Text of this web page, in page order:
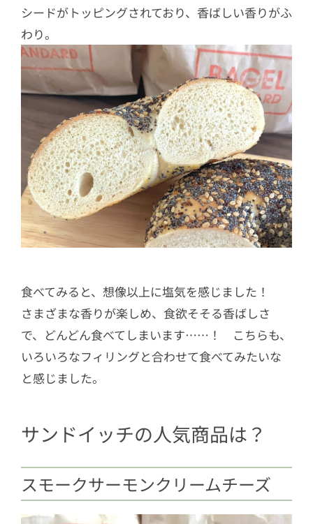
シードがトッピングされており、香ばしい香りがふ
わり。
食べてみると、想像以上に塩気を感じました！
さまざまな香りが楽しめ、食欲そそる香ばしさ
で、どんどん食べてしまいます……！ こちらも、
いろいろなフィリングと合わせて食べてみたいな
と感じました。
サンドイッチの人気商品は？
スモークサーモンクリームチーズ